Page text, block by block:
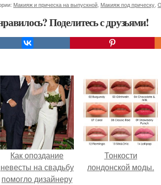
Макияж и прическа на выпускной Макияж под прическу
Поделитесь с друзьями!
Как опоздание
невесты на свадьбу
помогло дизайнеру
Тонкости
лондонской моды.